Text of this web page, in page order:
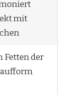
mit
Fetten der